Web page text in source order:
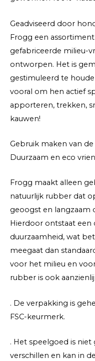
Geadviseerd door
Frogg een
gefabriceerde milieu-
ontworpen. Het is
gestimuleerd te
vooral om hen actief
apporteren, trekken,
kauwen!
Gebruik maken van
Duurzaam en eco
Frogg maakt alleen
natuurlijk rubber dat
geoogst en
Hierdoor ontstaat
duurzaamheid, wat
meegaat dan
voor het milieu en
rubber is ook
. De verpakking is
FSC-keurmerk.
. Het speelgoed is
verschillen en kan in